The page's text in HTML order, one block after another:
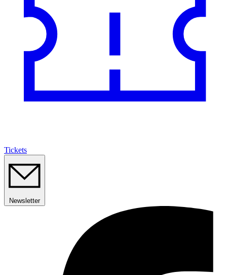
Tickets
Newsletter